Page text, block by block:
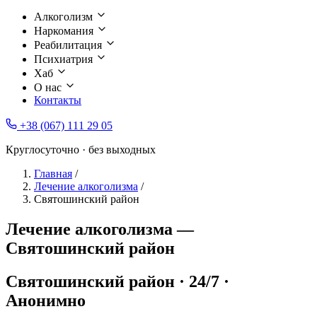
Алкоголизм
Наркомания
Реабилитация
Психиатрия
Хаб
О нас
Контакты
+38 (067) 111 29 05
Круглосуточно · без выходных
Главная /
Лечение алкоголизма /
Святошинский район
Лечение алкоголизма —
Святошинский район
Святошинский район · 24/7 ·
Анонимно